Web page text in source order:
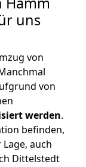
uns
von
von
werden.
befinden,
auch
Dittelstedt